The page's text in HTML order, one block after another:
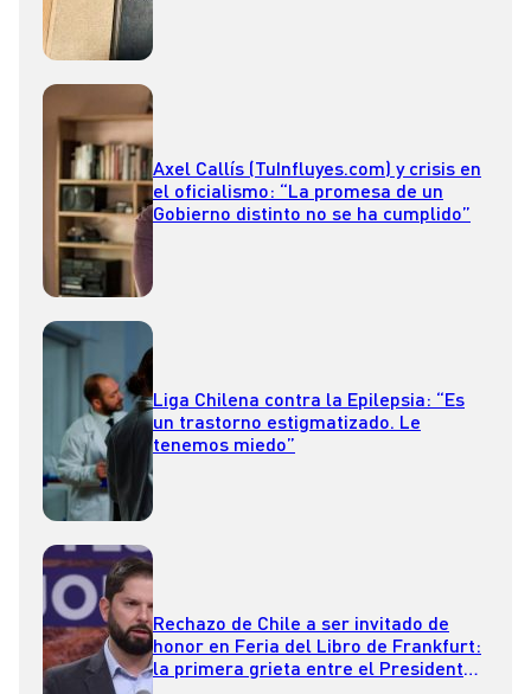
Axel Callís (TuInfluyes.com) y crisis en
el oficialismo: “La promesa de un
Gobierno distinto no se ha cumplido”
Liga Chilena contra la Epilepsia: “Es
un trastorno estigmatizado. Le
tenemos miedo”
Rechazo de Chile a ser invitado de
honor en Feria del Libro de Frankfurt:
la primera grieta entre el Presidente